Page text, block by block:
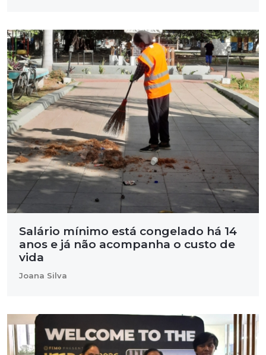
Salário mínimo está congelado há 14
anos e já não acompanha o custo de
vida
Joana Silva